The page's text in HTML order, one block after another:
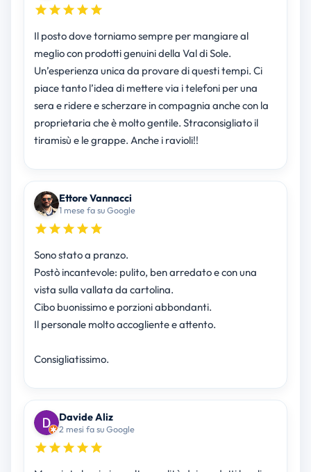
Il posto dove torniamo sempre per mangiare al
meglio con prodotti genuini della Val di Sole.
Un’esperienza unica da provare di questi tempi. Ci
piace tanto l’idea di mettere via i telefoni per una
sera e ridere e scherzare in compagnia anche con la
proprietaria che è molto gentile. Straconsigliato il
tiramisù e le grappe. Anche i ravioli!!
Ettore Vannacci
1 mese fa su Google
Sono stato a pranzo.
Postò incantevole: pulito, ben arredato e con una
vista sulla vallata da cartolina.
Cibo buonissimo e porzioni abbondanti.
Il personale molto accogliente e attento.
Consigliatissimo.
Davide Aliz
2 mesi fa su Google